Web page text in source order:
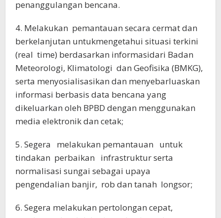
penanggulangan bencana.
4. Melakukan pemantauan secara cermat dan
berkelanjutan untukmengetahui situasi terkini
(real time) berdasarkan informasidari Badan
Meteorologi, Klimatologi dan Geofisika (BMKG),
serta menyosialisasikan dan menyebarluaskan
informasi berbasis data bencana yang
dikeluarkan oleh BPBD dengan menggunakan
media elektronik dan cetak;
5. Segera melakukan pemantauan untuk
tindakan perbaikan infrastruktur serta
normalisasi sungai sebagai upaya
pengendalian banjir, rob dan tanah longsor;
6. Segera melakukan pertolongan cepat,